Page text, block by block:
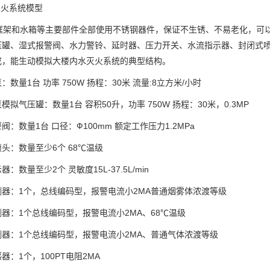
系统模型
水箱等主要部件全部使用不锈钢器件，保证不生锈、不易老化，可
、湿式报警阀、水力警铃、延时器、压力开关、水流指示器、封闭式
能生动模拟大楼内水灭火系统的典型结构。
数量1台 功率 750W 扬程：30米 流量:8立方米/小时
拟气压罐：数量1台 容积50升，功率 750W 扬程：30米，0.3MP
：数量1台 口径：Ф100mm 额定工作压力1.2MPa
头：数量至少6个 68℃温级
：数量至少2个 灵敏度15L-37.5L/min
：1个，总线编码型，报警电流小2MA普通烟雾体浓渡等级
：1个总线编码型，报警电流小2MA、68℃温级
：1个总线编码型，报警电流小2MA、普通气体浓渡等级
：1个，100PT电阻2MA